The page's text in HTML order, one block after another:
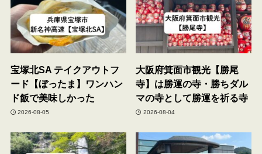
宝塚北SA テイクアウトフ
ード【ぼったま】ワンハン
ド飯で美味しかった
2026-08-05
大阪府箕面市観光【勝尾
寺】は勝運の寺・勝ちダル
マの寺として勝運を祈る寺
2026-08-04